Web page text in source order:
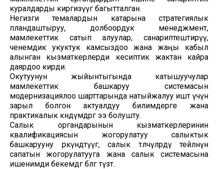
куралдарды киргизүүгө багытталган.
Негизги темалардын катарына стратегиялык
пландаштыруу, долбоордук менеджмент,
мамлекеттик сатып алуулар, санариптештирүү,
ченемдик укуктук камсыздоо жана жаңы кабыл
алынган кызматкерлерди кесиптик жактан кайра
даярдоо кирди.
Окутуунун жыйынтыгында катышуучулар
мамлекеттик башкаруу системасын
модернизациялоо шарттарында натыйжалуу иштөө үчүн
зарыл болгон актуалдуу билимдерге жана
практикалык көндүмдөргө ээ болушту.
Салык органдарынын кызматкерлеринин
квалификациясын жогорулатуу салыктык
башкарууну өркүндөтүүгө, салык төлөөчүлөрдү тейлөөнүн
сапатын жогорулатууга жана салык системасына
ишенимди бекемдөөгө өбөлгө түзөт.